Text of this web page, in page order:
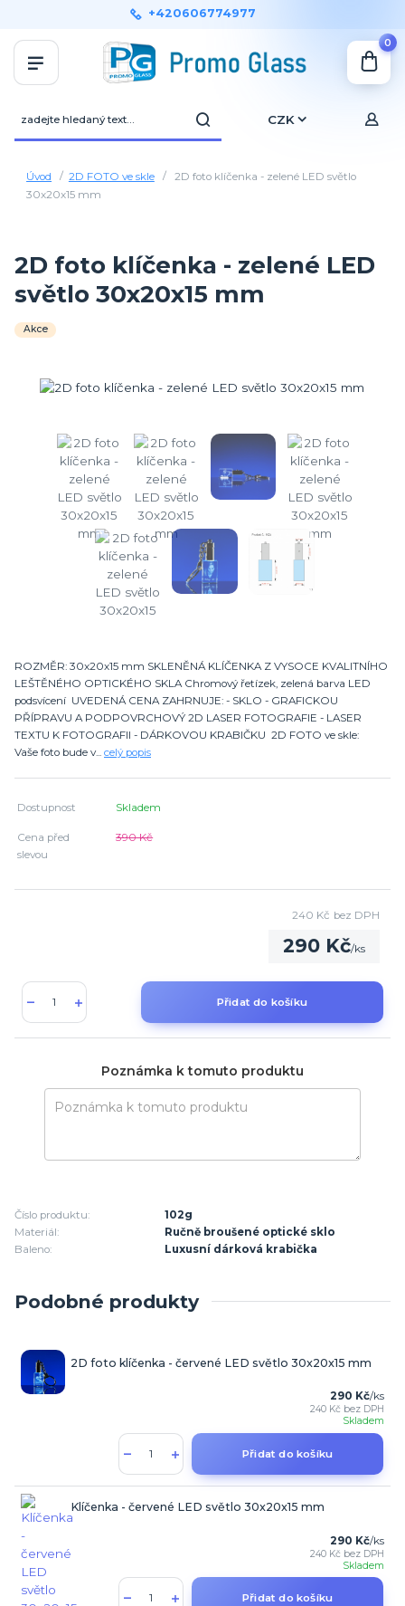
CZK
+420606774977
0
Úvod 2D FOTO ve skle
2D foto klíčenka - zelené LED světlo
30x20x15 mm
2D foto klíčenka - zelené LED
světlo 30x20x15 mm
Akce
ROZMĚR: 30x20x15 mm SKLENĚNÁ KLÍČENKA Z VYSOCE KVALITNÍHO
LEŠTĚNÉHO OPTICKÉHO SKLA Chromový řetízek, zelená barva LED
podsvícení UVEDENÁ CENA ZAHRNUJE: - SKLO - GRAFICKOU
PŘÍPRAVU A PODPOVRCHOVÝ 2D LASER FOTOGRAFIE - LASER
TEXTU K FOTOGRAFII - DÁRKOVOU KRABIČKU 2D FOTO ve skle:
Vaše foto bude v... celý popis
Dostupnost Skladem
Cena před
slevou
390 Kč
290 Kč/ks
240 Kč bez DPH
Přidat do košíku
Poznámka k tomuto produktu
Číslo produktu:
102g
Materiál:
Ručně broušené optické sklo
Baleno:
Luxusní dárková krabička
Podobné produkty
2D foto klíčenka - červené LED světlo 30x20x15 mm
290 Kč/ks
240 Kč bez DPH
Skladem
Přidat do košíku
Klíčenka - červené LED světlo 30x20x15 mm
290 Kč/ks
240 Kč bez DPH
Skladem
Přidat do košíku